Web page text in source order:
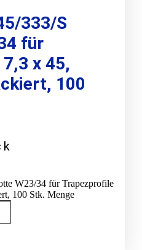
333/S
für
x 45,
100
W23/34 für Trapezprofile
100 Stk. Menge